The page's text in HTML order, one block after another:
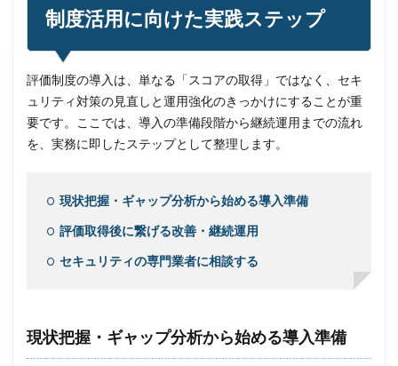
制度活用に向けた実践ステップ
評価制度の導入は、単なる「スコアの取得」ではなく、セキ
ュリティ対策の見直しと運用強化のきっかけにすることが重
要です。ここでは、導入の準備段階から継続運用までの流れ
を、実務に即したステップとして整理します。
現状把握・ギャップ分析から始める導入準備
評価取得後に繋げる改善・継続運用
セキュリティの専門業者に相談する
現状把握・ギャップ分析から始める導入準備